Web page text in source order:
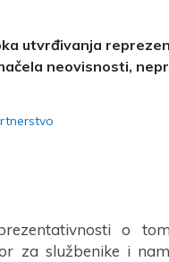
utvrđivanja
neovisnosti,
o
za službenike i